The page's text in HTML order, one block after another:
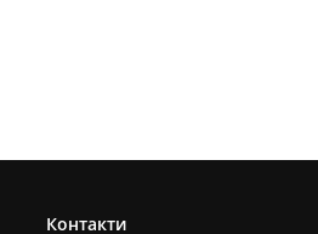
Контакти